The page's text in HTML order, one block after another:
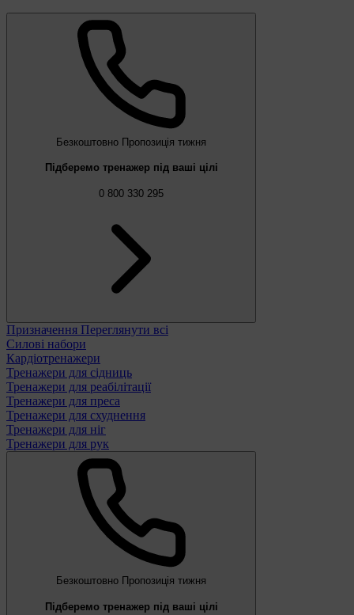
Безкоштовно Пропозиція тижня
Підберемо тренажер під ваші цілі
0 800 330 295
Призначення Переглянути всі
Силові набори
Кардіотренажери
Тренажери для сідниць
Тренажери для реабілітації
Тренажери для преса
Тренажери для схуднення
Тренажери для ніг
Тренажери для рук
Безкоштовно Пропозиція тижня
Підберемо тренажер під ваші цілі